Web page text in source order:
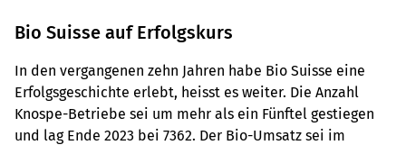
Bio Suisse auf Erfolgskurs
In den vergangenen zehn Jahren habe Bio Suisse eine
Erfolgsgeschichte erlebt, heisst es weiter. Die Anzahl
Knospe-Betriebe sei um mehr als ein Fünftel gestiegen
und lag Ende 2023 bei 7362. Der Bio-Umsatz sei im